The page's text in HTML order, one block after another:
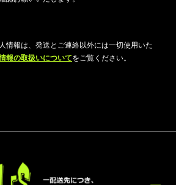
情報は、発送とご連絡以外には一切使用いた
報の取扱いについてをご覧ください。